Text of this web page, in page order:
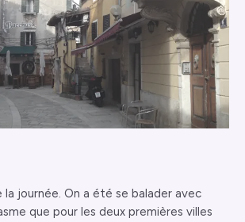
la journée. On a été se balader avec
que pour les deux premières villes